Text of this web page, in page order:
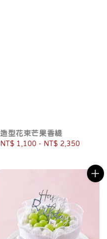
造型花束芒果香緹
Regular
NT$ 1,100 - NT$ 2,350